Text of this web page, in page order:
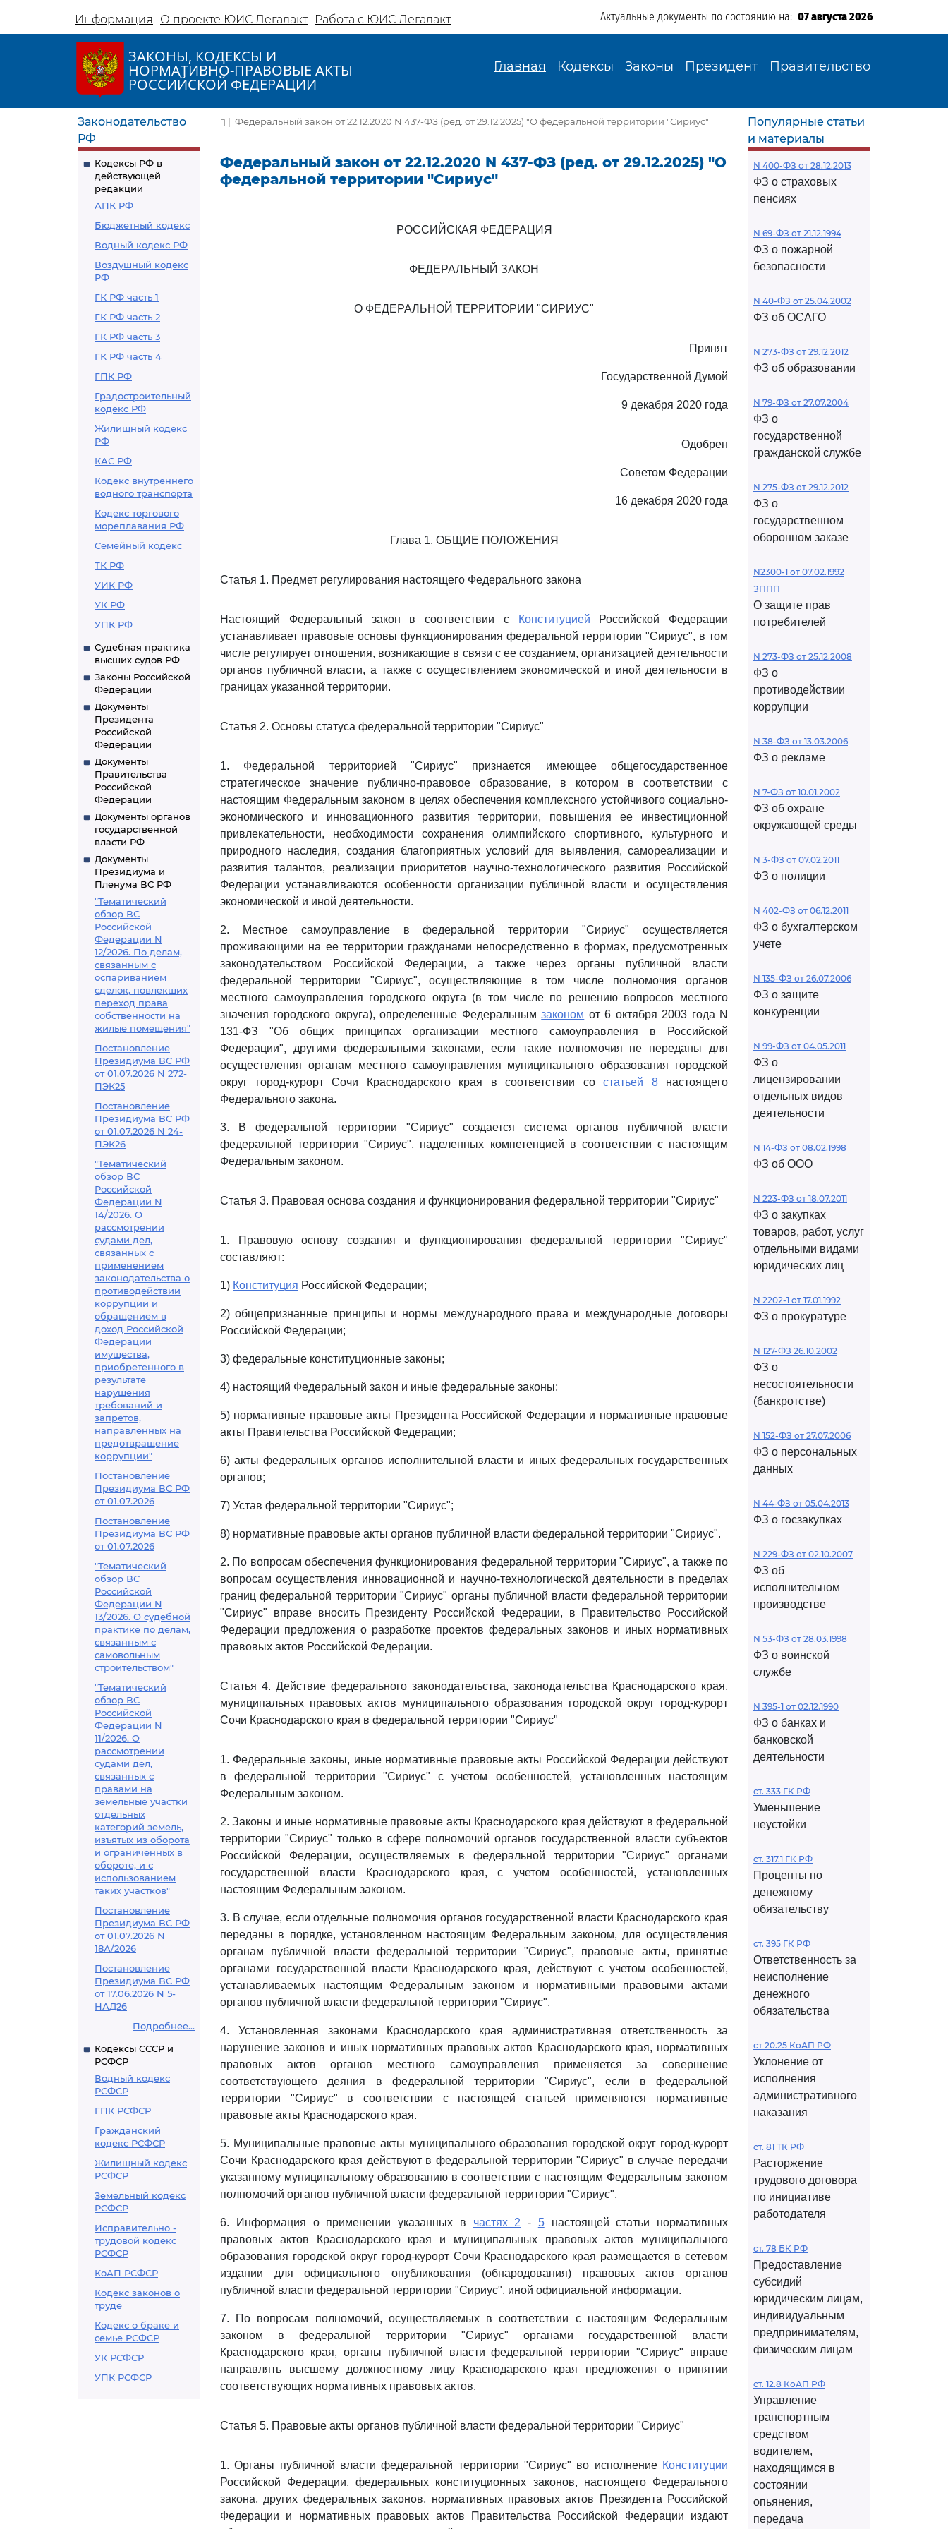
Информация О проекте ЮИС Легалакт Работа с ЮИС Легалакт Актуальные документы по состоянию на: 07 августа 2026
ЗАКОНЫ, КОДЕКСЫ И
НОРМАТИВНО-ПРАВОВЫЕ АКТЫ
РОССИЙСКОЙ ФЕДЕРАЦИИ
Главная Кодексы Законы Президент Правительство
Законодательство
РФ
Кодексы РФ в
действующей
редакции
АПК РФ
Бюджетный кодекс
Водный кодекс РФ
Воздушный кодекс
РФ
ГК РФ часть 1
ГК РФ часть 2
ГК РФ часть 3
ГК РФ часть 4
ГПК РФ
Градостроительный
кодекс РФ
Жилищный кодекс
РФ
КАС РФ
Кодекс внутреннего
водного транспорта
Кодекс торгового
мореплавания РФ
Семейный кодекс
ТК РФ
УИК РФ
УК РФ
УПК РФ
Судебная практика
высших судов РФ
Законы Российской
Федерации
Документы
Президента
Российской
Федерации
Документы
Правительства
Российской
Федерации
Документы органов
государственной
власти РФ
Документы
Президиума и
Пленума ВС РФ
"Тематический
обзор ВС
Российской
Федерации N
12/2026. По делам,
связанным с
оспариванием
сделок, повлекших
переход права
собственности на
жилые помещения"
Постановление
Президиума ВС РФ
от 01.07.2026 N 272-
ПЭК25
Постановление
Президиума ВС РФ
от 01.07.2026 N 24-
ПЭК26
"Тематический
обзор ВС
Российской
Федерации N
14/2026. О
рассмотрении
судами дел,
связанных с
применением
законодательства о
противодействии
коррупции и
обращением в
доход Российской
Федерации
имущества,
приобретенного в
результате
нарушения
требований и
запретов,
направленных на
предотвращение
коррупции"
Постановление
Президиума ВС РФ
от 01.07.2026
Постановление
Президиума ВС РФ
от 01.07.2026
"Тематический
обзор ВС
Российской
Федерации N
13/2026. О судебной
практике по делам,
связанным с
самовольным
строительством"
"Тематический
обзор ВС
Российской
Федерации N
11/2026. О
рассмотрении
судами дел,
связанных с
правами на
земельные участки
отдельных
категорий земель,
изъятых из оборота
и ограниченных в
обороте, и с
использованием
таких участков"
Постановление
Президиума ВС РФ
от 01.07.2026 N
18А/2026
Постановление
Президиума ВС РФ
от 17.06.2026 N 5-
НАД26
Подробнее...
Кодексы СССР и
РСФСР
Водный кодекс
РСФСР
ГПК РСФСР
Гражданский
кодекс РСФСР
Жилищный кодекс
РСФСР
Земельный кодекс
РСФСР
Исправительно -
трудовой кодекс
РСФСР
КоАП РСФСР
Кодекс законов о
труде
Кодекс о браке и
семье РСФСР
УК РСФСР
УПК РСФСР
| Федеральный закон от 22.12.2020 N 437-ФЗ (ред. от 29.12.2025) "О федеральной территории "Сириус"
Федеральный закон от 22.12.2020 N 437-ФЗ (ред. от 29.12.2025) "О
федеральной территории "Сириус"
РОССИЙСКАЯ ФЕДЕРАЦИЯ
ФЕДЕРАЛЬНЫЙ ЗАКОН
О ФЕДЕРАЛЬНОЙ ТЕРРИТОРИИ "СИРИУС"
Принят
Государственной Думой
9 декабря 2020 года
Одобрен
Советом Федерации
16 декабря 2020 года
Глава 1. ОБЩИЕ ПОЛОЖЕНИЯ
Статья 1. Предмет регулирования настоящего Федерального закона
Настоящий Федеральный закон в соответствии с Конституцией Российской Федерации
устанавливает правовые основы функционирования федеральной территории "Сириус", в том
числе регулирует отношения, возникающие в связи с ее созданием, организацией деятельности
органов публичной власти, а также с осуществлением экономической и иной деятельности в
границах указанной территории.
Статья 2. Основы статуса федеральной территории "Сириус"
1. Федеральной территорией "Сириус" признается имеющее общегосударственное
стратегическое значение публично-правовое образование, в котором в соответствии с
настоящим Федеральным законом в целях обеспечения комплексного устойчивого социально-
экономического и инновационного развития территории, повышения ее инвестиционной
привлекательности, необходимости сохранения олимпийского спортивного, культурного и
природного наследия, создания благоприятных условий для выявления, самореализации и
развития талантов, реализации приоритетов научно-технологического развития Российской
Федерации устанавливаются особенности организации публичной власти и осуществления
экономической и иной деятельности.
2. Местное самоуправление в федеральной территории "Сириус" осуществляется
проживающими на ее территории гражданами непосредственно в формах, предусмотренных
законодательством Российской Федерации, а также через органы публичной власти
федеральной территории "Сириус", осуществляющие в том числе полномочия органов
местного самоуправления городского округа (в том числе по решению вопросов местного
значения городского округа), определенные Федеральнымзаконом от 6 октября 2003 года N
131-ФЗ "Об общих принципах организации местного самоуправления в Российской
Федерации", другими федеральными законами, если такие полномочия не переданы для
осуществления органам местного самоуправления муниципального образования городской
округ город-курорт Сочи Краснодарского края в соответствии со статьей 8настоящего
Федерального закона.
3. В федеральной территории "Сириус" создается система органов публичной власти
федеральной территории "Сириус", наделенных компетенцией в соответствии с настоящим
Федеральным законом.
Статья 3. Правовая основа создания и функционирования федеральной территории "Сириус"
1. Правовую основу создания и функционирования федеральной территории "Сириус"
составляют:
1) Конституция Российской Федерации;
2) общепризнанные принципы и нормы международного права и международные договоры
Российской Федерации;
3) федеральные конституционные законы;
4) настоящий Федеральный закон и иные федеральные законы;
5) нормативные правовые акты Президента Российской Федерации и нормативные правовые
акты Правительства Российской Федерации;
6) акты федеральных органов исполнительной власти и иных федеральных государственных
органов;
7) Устав федеральной территории "Сириус";
8) нормативные правовые акты органов публичной власти федеральной территории "Сириус".
2. По вопросам обеспечения функционирования федеральной территории "Сириус", а также по
вопросам осуществления инновационной и научно-технологической деятельности в пределах
границ федеральной территории "Сириус" органы публичной власти федеральной территории
"Сириус" вправе вносить Президенту Российской Федерации, в Правительство Российской
Федерации предложения о разработке проектов федеральных законов и иных нормативных
правовых актов Российской Федерации.
Статья 4. Действие федерального законодательства, законодательства Краснодарского края,
муниципальных правовых актов муниципального образования городской округ город-курорт
Сочи Краснодарского края в федеральной территории "Сириус"
1. Федеральные законы, иные нормативные правовые акты Российской Федерации действуют
в федеральной территории "Сириус" с учетом особенностей, установленных настоящим
Федеральным законом.
2. Законы и иные нормативные правовые акты Краснодарского края действуют в федеральной
территории "Сириус" только в сфере полномочий органов государственной власти субъектов
Российской Федерации, осуществляемых в федеральной территории "Сириус" органами
государственной власти Краснодарского края, с учетом особенностей, установленных
настоящим Федеральным законом.
3. В случае, если отдельные полномочия органов государственной власти Краснодарского края
переданы в порядке, установленном настоящим Федеральным законом, для осуществления
органам публичной власти федеральной территории "Сириус", правовые акты, принятые
органами государственной власти Краснодарского края, действуют с учетом особенностей,
устанавливаемых настоящим Федеральным законом и нормативными правовыми актами
органов публичной власти федеральной территории "Сириус".
4. Установленная законами Краснодарского края административная ответственность за
нарушение законов и иных нормативных правовых актов Краснодарского края, нормативных
правовых актов органов местного самоуправления применяется за совершение
соответствующего деяния в федеральной территории "Сириус", если в федеральной
территории "Сириус" в соответствии с настоящей статьей применяются нормативные
правовые акты Краснодарского края.
5. Муниципальные правовые акты муниципального образования городской округ город-курорт
Сочи Краснодарского края действуют в федеральной территории "Сириус" в случае передачи
указанному муниципальному образованию в соответствии с настоящим Федеральным законом
полномочий органов публичной власти федеральной территории "Сириус".
6. Информация о применении указанных в частях 2 - 5настоящей статьи нормативных
правовых актов Краснодарского края и муниципальных правовых актов муниципального
образования городской округ город-курорт Сочи Краснодарского края размещается в сетевом
издании для официального опубликования (обнародования) правовых актов органов
публичной власти федеральной территории "Сириус", иной официальной информации.
7. По вопросам полномочий, осуществляемых в соответствии с настоящим Федеральным
законом в федеральной территории "Сириус" органами государственной власти
Краснодарского края, органы публичной власти федеральной территории "Сириус" вправе
направлять высшему должностному лицу Краснодарского края предложения о принятии
соответствующих нормативных правовых актов.
Статья 5. Правовые акты органов публичной власти федеральной территории "Сириус"
1. Органы публичной власти федеральной территории "Сириус" во исполнение Конституции
Российской Федерации, федеральных конституционных законов, настоящего Федерального
закона, других федеральных законов, нормативных правовых актов Президента Российской
Федерации и нормативных правовых актов Правительства Российской Федерации издают
Популярные статьи
и материалы
N 400-ФЗ от 28.12.2013
ФЗ о страховых
пенсиях
N 69-ФЗ от 21.12.1994
ФЗ о пожарной
безопасности
N 40-ФЗ от 25.04.2002
ФЗ об ОСАГО
N 273-ФЗ от 29.12.2012
ФЗ об образовании
N 79-ФЗ от 27.07.2004
ФЗ о
государственной
гражданской службе
N 275-ФЗ от 29.12.2012
ФЗ о
государственном
оборонном заказе
N2300-1 от 07.02.1992
ЗППП
О защите прав
потребителей
N 273-ФЗ от 25.12.2008
ФЗ о
противодействии
коррупции
N 38-ФЗ от 13.03.2006
ФЗ о рекламе
N 7-ФЗ от 10.01.2002
ФЗ об охране
окружающей среды
N 3-ФЗ от 07.02.2011
ФЗ о полиции
N 402-ФЗ от 06.12.2011
ФЗ о бухгалтерском
учете
N 135-ФЗ от 26.07.2006
ФЗ о защите
конкуренции
N 99-ФЗ от 04.05.2011
ФЗ о
лицензировании
отдельных видов
деятельности
N 14-ФЗ от 08.02.1998
ФЗ об ООО
N 223-ФЗ от 18.07.2011
ФЗ о закупках
товаров, работ, услуг
отдельными видами
юридических лиц
N 2202-1 от 17.01.1992
ФЗ о прокуратуре
N 127-ФЗ 26.10.2002
ФЗ о
несостоятельности
(банкротстве)
N 152-ФЗ от 27.07.2006
ФЗ о персональных
данных
N 44-ФЗ от 05.04.2013
ФЗ о госзакупках
N 229-ФЗ от 02.10.2007
ФЗ об
исполнительном
производстве
N 53-ФЗ от 28.03.1998
ФЗ о воинской
службе
N 395-1 от 02.12.1990
ФЗ о банках и
банковской
деятельности
ст. 333 ГК РФ
Уменьшение
неустойки
ст. 317.1 ГК РФ
Проценты по
денежному
обязательству
ст. 395 ГК РФ
Ответственность за
неисполнение
денежного
обязательства
ст 20.25 КоАП РФ
Уклонение от
исполнения
административного
наказания
ст. 81 ТК РФ
Расторжение
трудового договора
по инициативе
работодателя
ст. 78 БК РФ
Предоставление
субсидий
юридическим лицам,
индивидуальным
предпринимателям,
физическим лицам
ст. 12.8 КоАП РФ
Управление
транспортным
средством
водителем,
находящимся в
состоянии
опьянения,
передача